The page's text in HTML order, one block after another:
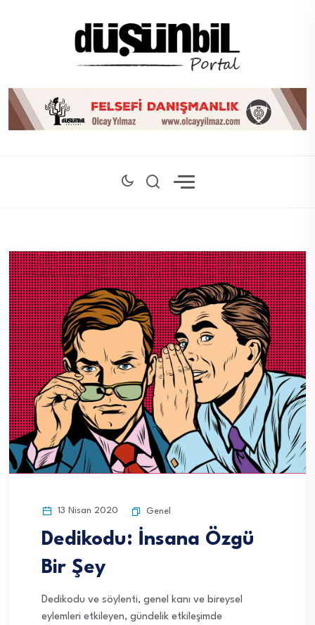
13 Nisan 2020 Genel
Dedikodu: İnsana Özgü
Bir Şey
Dedikodu ve söylenti, genel kanı ve bireysel
eylemleri etkileyen, gündelik etkileşimde